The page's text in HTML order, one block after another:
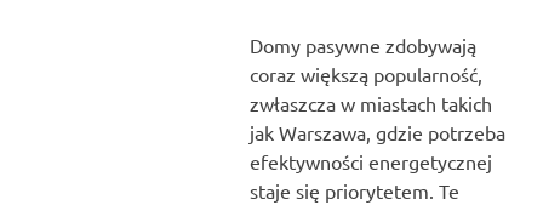
Domy pasywne zdobywają
coraz większą popularność,
zwłaszcza w miastach takich
jak Warszawa, gdzie potrzeba
efektywności energetycznej
staje się priorytetem. Te